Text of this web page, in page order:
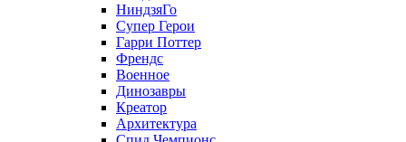
НиндзяГо
Супер Герои
Гарри Поттер
Френдс
Военное
Динозавры
Креатор
Архитектура